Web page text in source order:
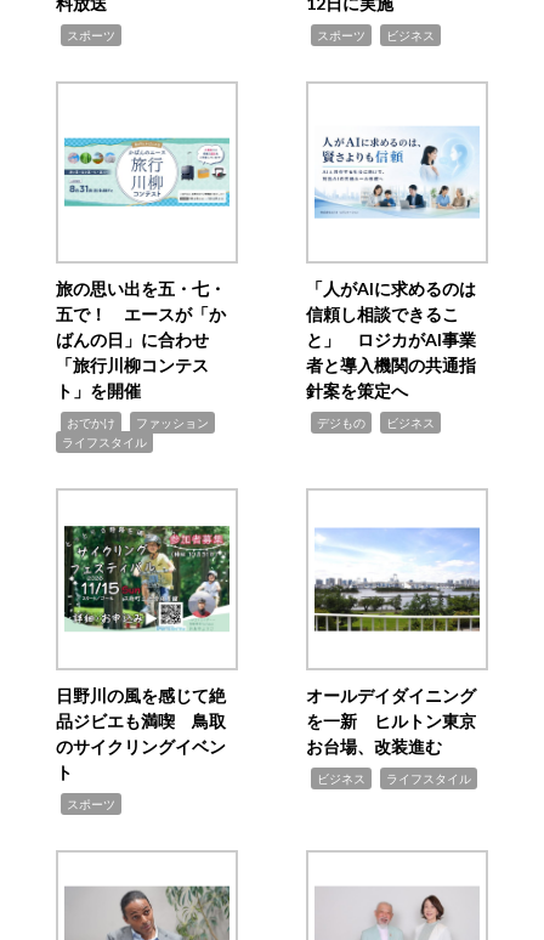
スポーツ スポーツ ビジネス
旅の思い出を五・七・
五で！ エースが「か
ばんの日」に合わせ
「旅行川柳コンテス
ト」を開催
おでかけ ファッション
ライフスタイル
「人がAIに求めるのは
信頼し相談できるこ
と」 ロジカがAI事業
者と導入機関の共通指
針案を策定へ
デジもの ビジネス
日野川の風を感じて絶
品ジビエも満喫 鳥取
のサイクリングイベン
ト
スポーツ
オールデイダイニング
を一新 ヒルトン東京
お台場、改装進む
ビジネス ライフスタイル